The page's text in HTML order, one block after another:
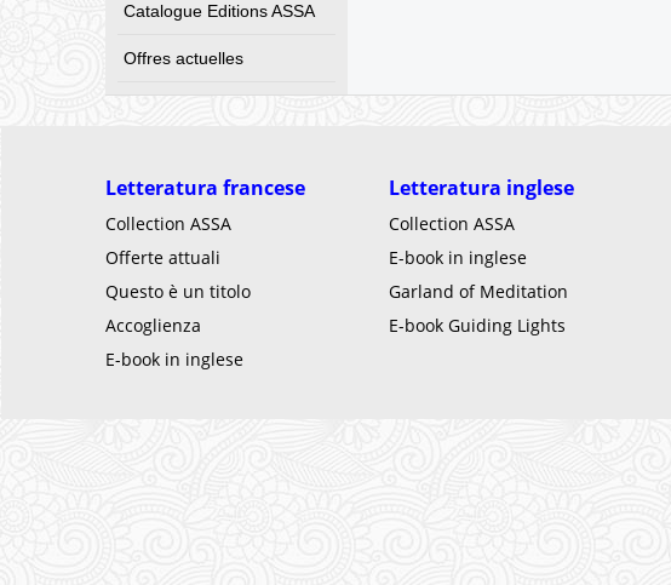
Catalogue Editions ASSA
Offres actuelles
Letteratura francese
Collection ASSA
Offerte attuali
Questo è un titolo
Accoglienza
E-book in inglese
Letteratura inglese
Collection ASSA
E-book in inglese
Garland of Meditation
E-book Guiding Lights